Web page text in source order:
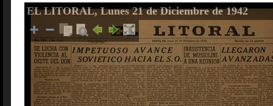
EL LITORAL, Lunes 21 de Diciembre de 1942